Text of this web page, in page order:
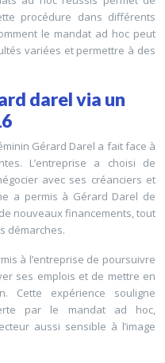
procédure dans différents
le mandat ad hoc peut
variées et permettre à des
darel via un
Gérard Darel a fait face à
L’entreprise a choisi de
avec ses créanciers et
a permis à Gérard Darel de
nouveaux financements, tout
démarches.
à l’entreprise de poursuivre
ses emplois et de mettre en
Cette expérience souligne
par le mandat ad hoc,
aussi sensible à l’image